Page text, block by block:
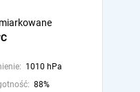
1010 hPa
88%